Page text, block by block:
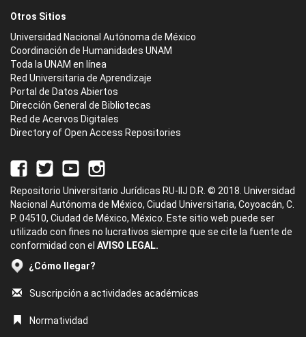
Otros Sitios
Universidad Nacional Autónoma de México
Coordinación de Humanidades UNAM
Toda la UNAM en línea
Red Universitaria de Aprendizaje
Portal de Datos Abiertos
Dirección General de Bibliotecas
Red de Acervos Digitales
Directory of Open Access Repositories
Repositorio Universitario Jurídicas RU-IIJ D.R. © 2018. Universidad
Nacional Autónoma de México, Ciudad Universitaria, Coyoacán, C.
P. 04510, Ciudad de México, México. Este sitio web puede ser
utilizado con fines no lucrativos siempre que se cite la fuente de
conformidad con el AVISO LEGAL.
¿Cómo llegar?
Suscripción a actividades académicas
Normatividad